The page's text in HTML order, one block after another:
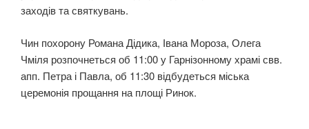
заходів та святкувань.
Чин похорону Романа Дідика, Івана Мороза, Олега
Чміля розпочнеться об 11:00 у Гарнізонному храмі свв.
апп. Петра і Павла, об 11:30 відбудеться міська
церемонія прощання на площі Ринок.